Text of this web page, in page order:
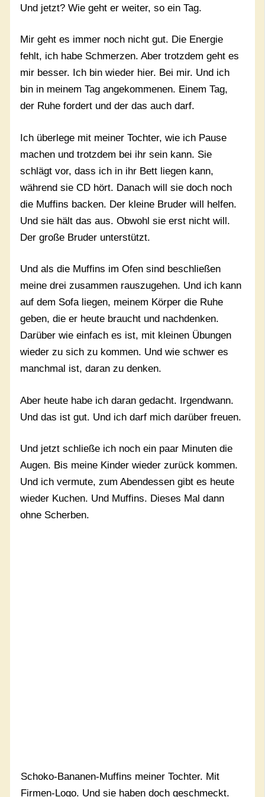
Und jetzt? Wie geht er weiter, so ein Tag.
Mir geht es immer noch nicht gut. Die Energie
fehlt, ich habe Schmerzen. Aber trotzdem geht es
mir besser. Ich bin wieder hier. Bei mir. Und ich
bin in meinem Tag angekommenen. Einem Tag,
der Ruhe fordert und der das auch darf.
Ich überlege mit meiner Tochter, wie ich Pause
machen und trotzdem bei ihr sein kann. Sie
schlägt vor, dass ich in ihr Bett liegen kann,
während sie CD hört. Danach will sie doch noch
die Muffins backen. Der kleine Bruder will helfen.
Und sie hält das aus. Obwohl sie erst nicht will.
Der große Bruder unterstützt.
Und als die Muffins im Ofen sind beschließen
meine drei zusammen rauszugehen. Und ich kann
auf dem Sofa liegen, meinem Körper die Ruhe
geben, die er heute braucht und nachdenken.
Darüber wie einfach es ist, mit kleinen Übungen
wieder zu sich zu kommen. Und wie schwer es
manchmal ist, daran zu denken.
Aber heute habe ich daran gedacht. Irgendwann.
Und das ist gut. Und ich darf mich darüber freuen.
Und jetzt schließe ich noch ein paar Minuten die
Augen. Bis meine Kinder wieder zurück kommen.
Und ich vermute, zum Abendessen gibt es heute
wieder Kuchen. Und Muffins. Dieses Mal dann
ohne Scherben.
Schoko-Bananen-Muffins meiner Tochter. Mit
Firmen-Logo. Und sie haben doch geschmeckt.